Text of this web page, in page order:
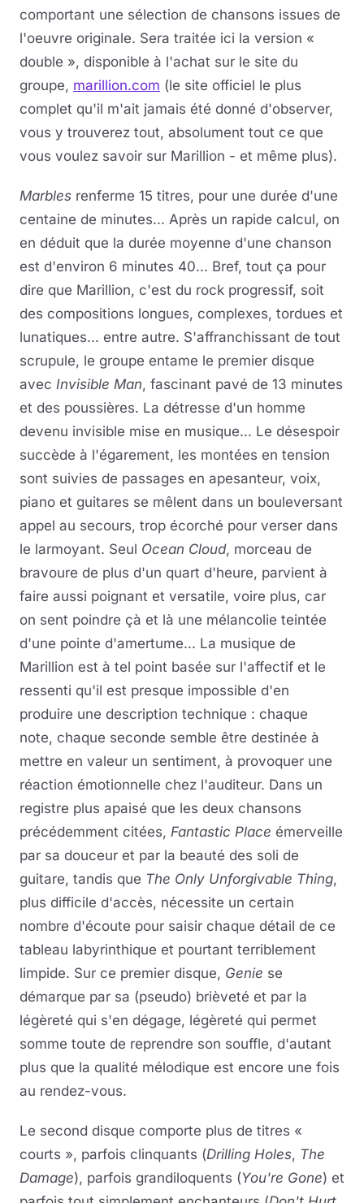
comportant une sélection de chansons issues de
l'oeuvre originale. Sera traitée ici la version «
double », disponible à l'achat sur le site du
groupe, marillion.com (le site officiel le plus
complet qu'il m'ait jamais été donné d'observer,
vous y trouverez tout, absolument tout ce que
vous voulez savoir sur Marillion - et même plus).
Marbles renferme 15 titres, pour une durée d'une
centaine de minutes... Après un rapide calcul, on
en déduit que la durée moyenne d'une chanson
est d'environ 6 minutes 40... Bref, tout ça pour
dire que Marillion, c'est du rock progressif, soit
des compositions longues, complexes, tordues et
lunatiques... entre autre. S'affranchissant de tout
scrupule, le groupe entame le premier disque
avec Invisible Man, fascinant pavé de 13 minutes
et des poussières. La détresse d'un homme
devenu invisible mise en musique... Le désespoir
succède à l'égarement, les montées en tension
sont suivies de passages en apesanteur, voix,
piano et guitares se mêlent dans un bouleversant
appel au secours, trop écorché pour verser dans
le larmoyant. Seul Ocean Cloud, morceau de
bravoure de plus d'un quart d'heure, parvient à
faire aussi poignant et versatile, voire plus, car
on sent poindre çà et là une mélancolie teintée
d'une pointe d'amertume... La musique de
Marillion est à tel point basée sur l'affectif et le
ressenti qu'il est presque impossible d'en
produire une description technique : chaque
note, chaque seconde semble être destinée à
mettre en valeur un sentiment, à provoquer une
réaction émotionnelle chez l'auditeur. Dans un
registre plus apaisé que les deux chansons
précédemment citées, Fantastic Place émerveille
par sa douceur et par la beauté des soli de
guitare, tandis que The Only Unforgivable Thing,
plus difficile d'accès, nécessite un certain
nombre d'écoute pour saisir chaque détail de ce
tableau labyrinthique et pourtant terriblement
limpide. Sur ce premier disque, Genie se
démarque par sa (pseudo) brièveté et par la
légèreté qui s'en dégage, légèreté qui permet
somme toute de reprendre son souffle, d'autant
plus que la qualité mélodique est encore une fois
au rendez-vous.
Le second disque comporte plus de titres «
courts », parfois clinquants (Drilling Holes, The
Damage), parfois grandiloquents (You're Gone) et